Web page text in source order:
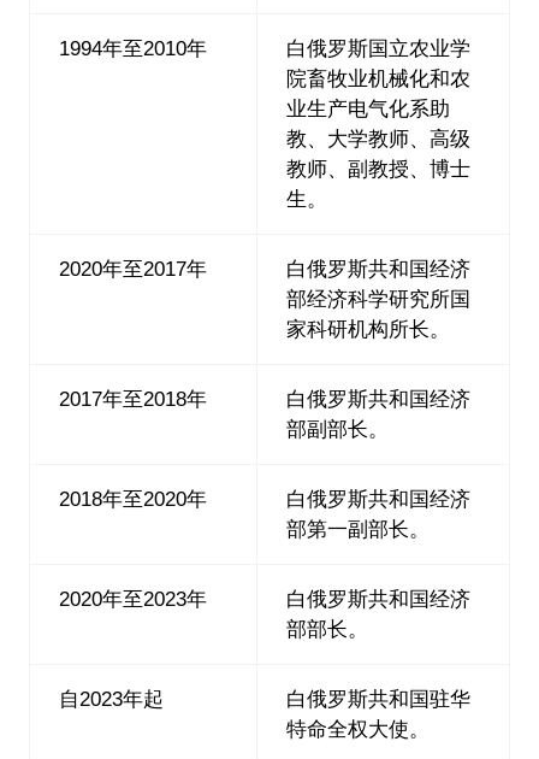
1994年至2010年
白俄罗斯国立农业学
院畜牧业机械化和农
业生产电气化系助
教、大学教师、高级
教师、副教授、博士
生。
2020年至2017年
白俄罗斯共和国经济
部经济科学研究所国
家科研机构所长。
2017年至2018年
白俄罗斯共和国经济
部副部长。
2018年至2020年
白俄罗斯共和国经济
部第一副部长。
2020年至2023年
白俄罗斯共和国经济
部部长。
自2023年起
白俄罗斯共和国驻华
特命全权大使。